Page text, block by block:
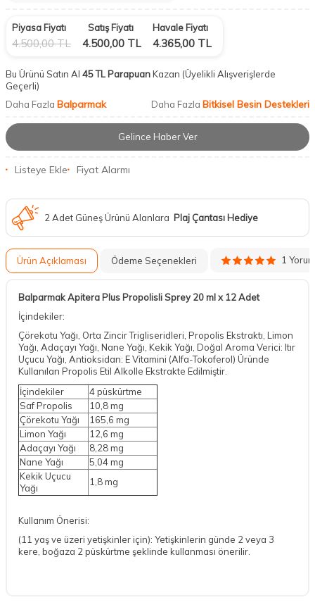
Piyasa Fiyatı
4.500,00TL
Satış Fiyatı
4.500,00 TL
Havale Fiyatı
4.365,00 TL
Bu Ürünü Satın Al 45 TL ParapuanKazan (Üyelikli Alışverişlerde
Geçerli)
Daha Fazla Balparmak Daha Fazla Bitkisel Besin Destekleri
Gelince Haber Ver
Listeye Ekle Fiyat Alarmı
2 Adet Güneş Ürünü Alanlara Plaj Çantası Hediye
Ürün Açıklaması Ödeme Seçenekleri 1 Yorum
Balparmak Apitera Plus Propolisli Sprey 20 ml x 12 Adet
İçindekiler:
Çörekotu Yağı, Orta Zincir Trigliseridleri, Propolis Ekstraktı, Limon
Yağı, Adaçayı Yağı, Nane Yağı, Kekik Yağı, Doğal Aroma Verici: Itır
Uçucu Yağı, Antioksidan: E Vitamini (Alfa-Tokoferol) Üründe
Kullanılan Propolis Etil Alkolle Ekstrakte Edilmiştir.
İçindekiler
4 püskürtme
Saf Propolis
10,8 mg
Çörekotu Yağı
165,6 mg
Limon Yağı
12,6 mg
Adaçayı Yağı
8,28 mg
Nane Yağı
5,04 mg
Kekik Uçucu
Yağı
1,8 mg
Kullanım Önerisi:
(11 yaş ve üzeri yetişkinler için): Yetişkinlerin günde 2 veya 3
kere, boğaza 2 püskürtme şeklinde kullanması önerilir.